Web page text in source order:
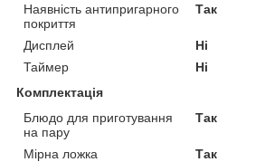
Наявність антипригарного
покриття
Так
Дисплей
Ні
Таймер
Ні
Комплектація
Блюдо для приготування
на пару
Так
Мірна ложка
Так